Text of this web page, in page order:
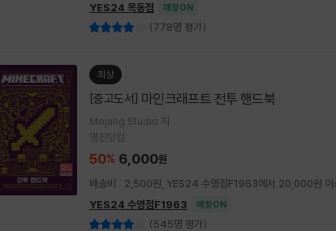
YES24 목동점
매장ON
(778명 평가)
최상
[중고도서] 마인크래프트 전투 핸드북
Mojang Studio 저
영진닷컴
50% 6,000원
배송비 : 2,500원, YES24 수영점F1963에서 20,000원 이
YES24 수영점F1963
매장ON
(545명 평가)